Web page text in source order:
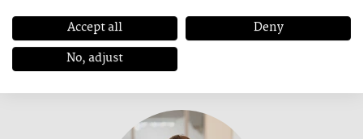
nathalie.riedelsperger@saalfelden-leogang.at
TICKETSERVICE & INFO-CIRCLE
Accept all
Deny
No, adjust